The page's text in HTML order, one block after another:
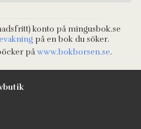
konto på mingusbok.se
på en bok du söker.
påwww.bokborsen.se.